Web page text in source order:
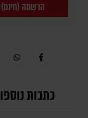
הרשמה (חינם)
כתבות